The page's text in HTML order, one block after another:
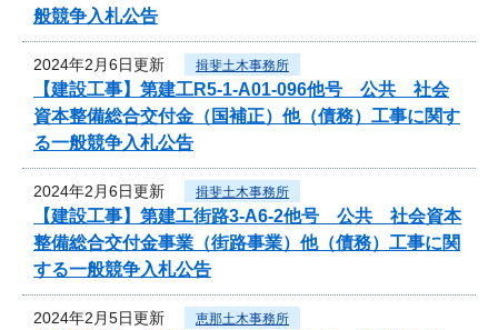
般競争入札公告
2024年2月6日更新 揖斐土木事務所
【建設工事】第建工R5-1-A01-096他号 公共 社会
資本整備総合交付金（国補正）他（債務）工事に関す
る一般競争入札公告
2024年2月6日更新 揖斐土木事務所
【建設工事】第建工街路3-A6-2他号 公共 社会資本
整備総合交付金事業（街路事業）他（債務）工事に関
する一般競争入札公告
2024年2月5日更新 恵那土木事務所